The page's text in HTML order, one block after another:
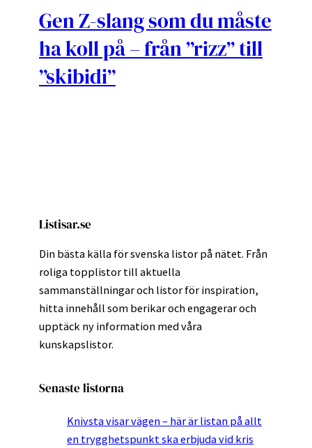
Gen Z-slang som du måste
ha koll på – från ”rizz” till
”skibidi”
Listisar.se
Din bästa källa för svenska listor på nätet. Från
roliga topplistor till aktuella
sammanställningar och listor för inspiration,
hitta innehåll som berikar och engagerar och
upptäck ny information med våra
kunskapslistor.
Senaste listorna
Knivsta visar vägen – här är listan på allt
en trygghetspunkt ska erbjuda vid kris